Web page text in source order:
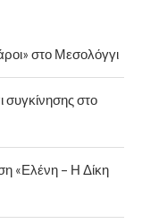
στο Μεσολόγγι
στο
«Ελένη – Η Δίκη